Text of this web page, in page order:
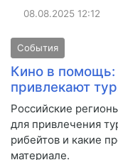
08.08.2025 12:12
События
Кино в помощь:
привлекают
Российские
для привлечения
рибейтов и какие
материале.